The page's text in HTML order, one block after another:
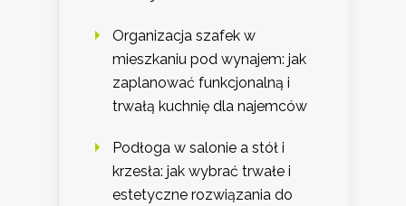
Organizacja szafek w
mieszkaniu pod wynajem: jak
zaplanować funkcjonalną i
trwałą kuchnię dla najemców
Podłoga w salonie a stół i
krzesła: jak wybrać trwałe i
estetyczne rozwiązania do